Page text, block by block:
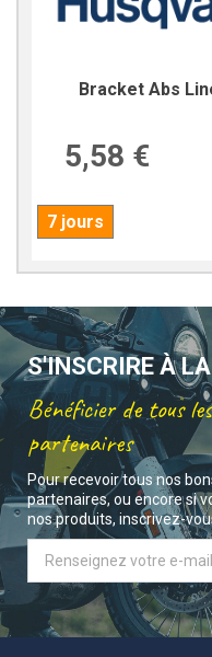
Bracket Abs
5,58 €
7 jours
S'INSCRIRE À
Bénéficier de tous
partenaires
Pour recevoir tous nos
partenaires, ou encore si
nos produits, inscrivez-